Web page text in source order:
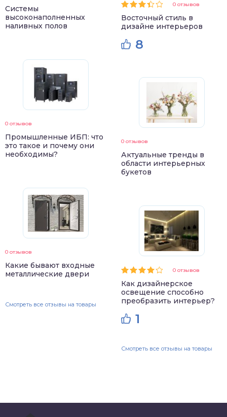
Системы
высоконаполненных
наливных полов
0 отзывов
Промышленные ИБП: что
это такое и почему они
необходимы?
0 отзывов
Какие бывают входные
металлические двери
Смотреть все отзывы на товары
0 отзывов
Восточный стиль в
дизайне интерьеров
8
0 отзывов
Актуальные тренды в
области интерьерных
букетов
0 отзывов
Как дизайнерское
освещение способно
преобразить интерьер?
1
Смотреть все отзывы на товары